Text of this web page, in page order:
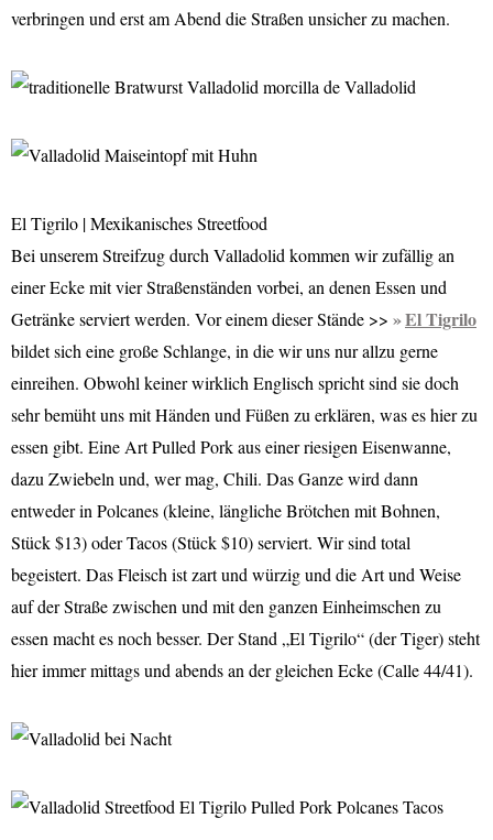
verbringen und erst am Abend die Straßen unsicher zu machen.
El Tigrilo | Mexikanisches Streetfood
Bei unserem Streifzug durch Valladolid kommen wir zufällig an
einer Ecke mit vier Straßenständen vorbei, an denen Essen und
Getränke serviert werden. Vor einem dieser Stände >>
El Tigrilo
bildet sich eine große Schlange, in die wir uns nur allzu gerne
einreihen. Obwohl keiner wirklich Englisch spricht sind sie doch
sehr bemüht uns mit Händen und Füßen zu erklären, was es hier zu
essen gibt. Eine Art Pulled Pork aus einer riesigen Eisenwanne,
dazu Zwiebeln und, wer mag, Chili. Das Ganze wird dann
entweder in Polcanes (kleine, längliche Brötchen mit Bohnen,
Stück $13) oder Tacos (Stück $10) serviert. Wir sind total
begeistert. Das Fleisch ist zart und würzig und die Art und Weise
auf der Straße zwischen und mit den ganzen Einheimschen zu
essen macht es noch besser. Der Stand „El Tigrilo“ (der Tiger) steht
hier immer mittags und abends an der gleichen Ecke (Calle 44/41).